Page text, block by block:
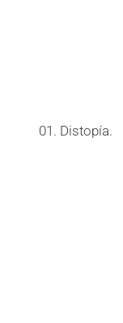
01. Distopía.